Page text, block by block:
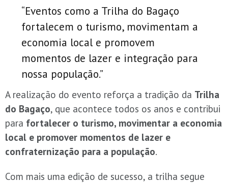
“Eventos como a Trilha do Bagaço
fortalecem o turismo, movimentam a
economia local e promovem
momentos de lazer e integração para
nossa população.”
A realização do evento reforça a tradição da Trilha
do Bagaço, que acontece todos os anos e contribui
para fortalecer o turismo, movimentar a economia
local e promover momentos de lazer e
confraternização para a população.
Com mais uma edição de sucesso, a trilha segue